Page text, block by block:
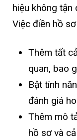
hiệu không tận
Việc điền hồ
Thêm tất
quan, bao
Bật tính
đánh giá
Thêm mô
hồ sơ và